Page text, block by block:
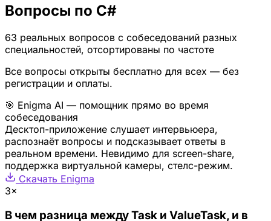
Вопросы по C#
63 реальных вопросов с собеседований разных
специальностей, отсортированы по частоте
Все вопросы открыты бесплатно для всех — без
регистрации и оплаты.
🎯 Enigma AI — помощник прямо во время
собеседования
Десктоп-приложение слушает интервьюера,
распознаёт вопросы и подсказывает ответы в
реальном времени. Невидимо для screen-share,
поддержка виртуальной камеры, стелс-режим.
Скачать Enigma
3×
В чем разница между Task и ValueTask, и в